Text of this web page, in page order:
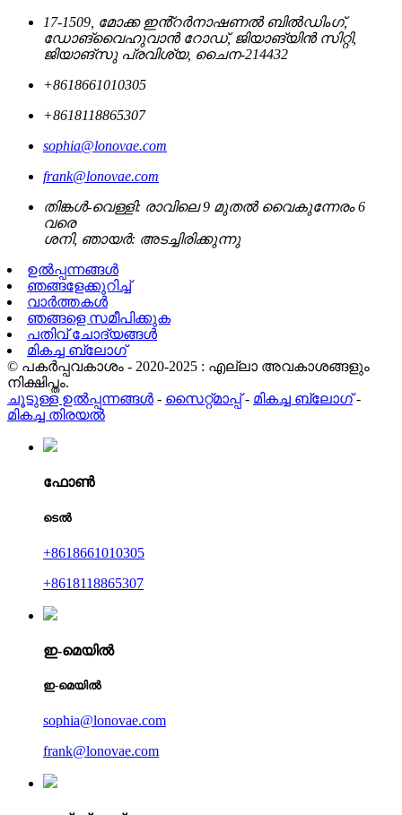
17-1509, മോക്ക ഇൻ്റർനാഷണൽ ബിൽഡിംഗ്,
ഡോങ്‌വൈഹുവാൻ റോഡ്, ജിയാങ്‌യിൻ സിറ്റി,
ജിയാങ്‌സു പ്രവിശ്യ, ചൈന-214432
+8618661010305
+8618118865307
sophia@lonovae.com
frank@lonovae.com
തിങ്കൾ-വെള്ളി: രാവിലെ 9 മുതൽ വൈകുന്നേരം 6
വരെ
ശനി, ഞായർ: അടച്ചിരിക്കുന്നു
ഉൽപ്പന്നങ്ങൾ
ഞങ്ങളേക്കുറിച്ച്
വാർത്തകൾ
ഞങ്ങളെ സമീപിക്കുക
പതിവ് ചോദ്യങ്ങൾ
മികച്ച ബ്ലോഗ്
© പകർപ്പവകാശം - 2020-2025 : എല്ലാ അവകാശങ്ങളും
നിക്ഷിപ്തം.
ചൂടുള്ള ഉൽപ്പന്നങ്ങൾ - സൈറ്റ്മാപ്പ്- മികച്ച ബ്ലോഗ്-
മികച്ച തിരയൽ
ഫോൺ
ടെൽ
+8618661010305
+8618118865307
ഇ-മെയിൽ
ഇ-മെയിൽ
sophia@lonovae.com
frank@lonovae.com